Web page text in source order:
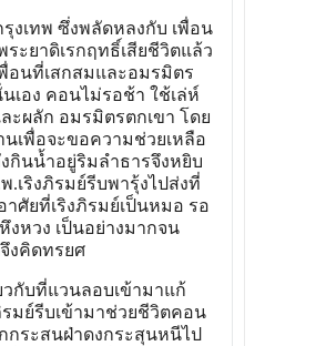
งเทพ ซึ่งพลัดหลงกับ เพื่อน
ะยาดิเรกฤทธิ์เสียชีวิตแล้ว
อนที่เสกสมและอมรมิตร
เอง คอนไม่รอช้า ใช้เล่ห์
ผลัก อมรมิตรตกเขา โดย
เพื่อจะขอความช่วยเหลือ
กินน้ำอยู่ริมลําธารจึงหยิบ
เริงภิรมย์รีบพารุ้งไปส่งที่
ศัยที่เริงภิรมย์เป็นหมอ รอ
หวง เป็นอย่างมากจน
งคิดทรยศ
กับที่แวนลอบเข้ามาแก้
มย์รีบเข้ามาช่วยชีวิตคอน
กระสนฝ่าดงกระสุนหนีไป